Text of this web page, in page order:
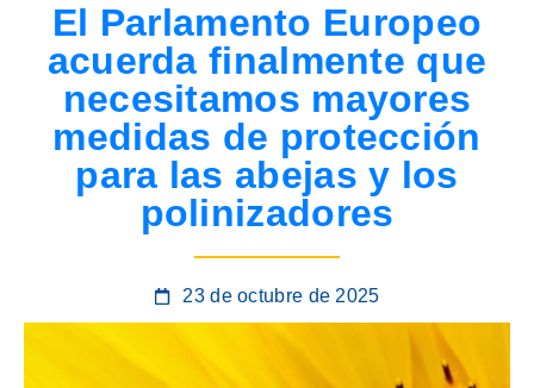
El Parlamento Europeo
acuerda finalmente que
necesitamos mayores
medidas de protección
para las abejas y los
polinizadores
23 de octubre de 2025
Русский